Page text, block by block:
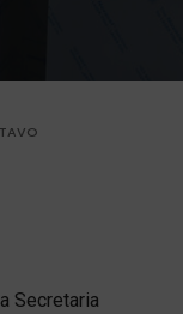
Secretaria